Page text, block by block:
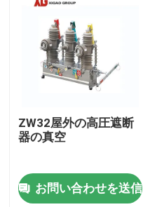
ZW32屋外の高圧遮断
器の真空
お問い合わせを送信